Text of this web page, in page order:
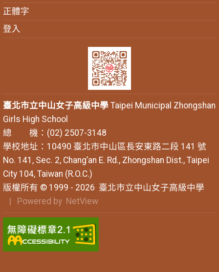
正體字
登入
臺北市立中山女子高級中學Taipei Municipal Zhongshan
Girls High School
總 機：(02) 2507-3148
學校地址：10490 臺北市中山區長安東路二段 141 號
No. 141, Sec. 2, Chang’an E. Rd., Zhongshan Dist., Taipei
City 104, Taiwan (R.O.C.)
版權所有 © 1999 - 2026 臺北市立中山女子高級中學
| Powered by NetView